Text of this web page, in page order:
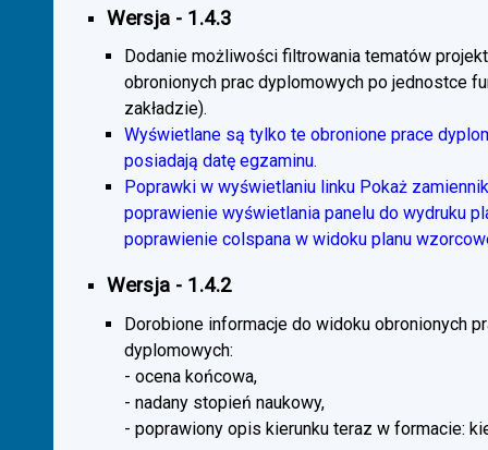
Wersja - 1.4.3
Dodanie możliwości filtrowania tematów
obronionych prac dyplomowych po jednostce
zakładzie).
Wyświetlane są tylko te obronione prace
posiadają datę egzaminu.
Poprawki w wyświetlaniu linku Pokaż
poprawienie wyświetlania panelu do wydruku
poprawienie colspana w widoku planu
Wersja - 1.4.2
Dorobione informacje do widoku obronionych
dyplomowych:
- ocena końcowa,
- nadany stopień naukowy,
- poprawiony opis kierunku teraz w formacie: